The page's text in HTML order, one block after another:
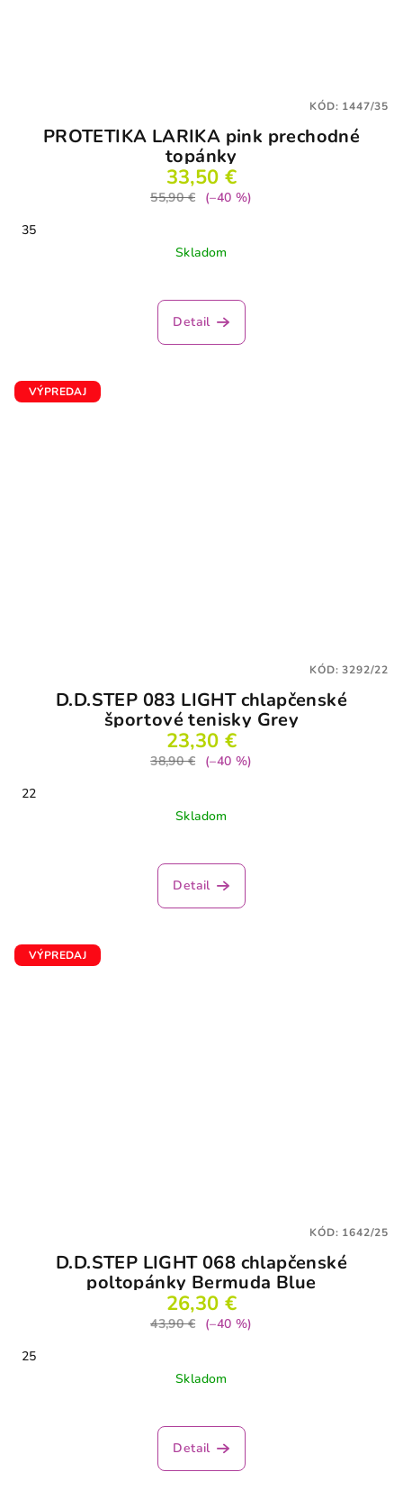
PROTETIKA LARIKA pink prechodné
topánky
33,50 €
55,90 €
(–40 %)
35
Skladom
Detail
KÓD: 1447/35
VÝPREDAJ
D.D.STEP 083 LIGHT chlapčenské
športové tenisky Grey
23,30 €
38,90 €
(–40 %)
22
Skladom
Detail
KÓD:3292/22
VÝPREDAJ
D.D.STEP LIGHT 068 chlapčenské
poltopánky Bermuda Blue
26,30 €
43,90 €
(–40 %)
25
Skladom
Detail
KÓD: 1642/25